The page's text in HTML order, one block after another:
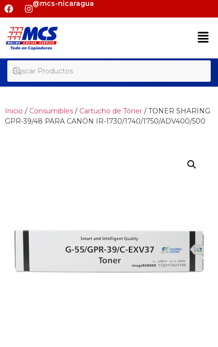
@mcs-nicaragua
Inicio / Consumibles / Cartucho de Tóner / TONER SHARING
GPR-39/48 PARA CANON IR-1730/1740/1750/ADV400/500